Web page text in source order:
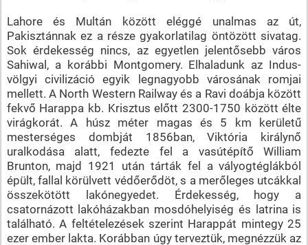
Lahore és Multán között eléggé unalmas az út,
Pakisztánnak ez a része gyakorlatilag öntözött sivatag.
Sok érdekesség nincs, az egyetlen jelentősebb város
Sahiwal, a korábbi Montgomery. Elhaladunk az Indus-
völgyi civilizáció egyik legnagyobb városának romjai
mellett. A North Western Railway és a Ravi doábja között
fekvő Harappa kb. Krisztus előtt 2300-1750 között élte
virágkorát. A húsz méter magas és 5 km kerületű
mesterséges dombját 1856­ban, Viktória királynő
uralkodása alatt, fedezte fel a vasútépítő William
Brunton, majd 1921 után tárták fel a vályogtéglákból
épült, fallal körülvett védőerődöt, s a merőleges utcákkal
összekötött lakónegyedet. Érdekesség, hogy a
csatornázott lakóházakban mosdóhelyiség és latrina is
található. A feltételezések szerint Harappát mintegy 25
ezer ember lakta. Korábban úgy terveztük, megnézzük az